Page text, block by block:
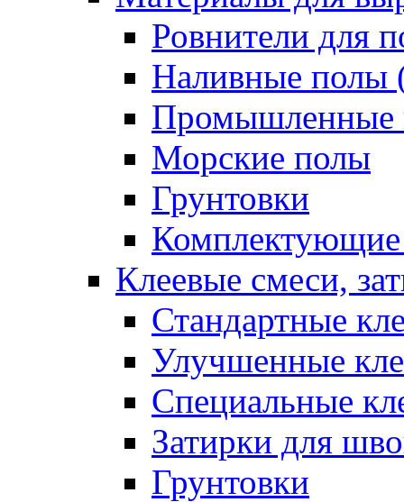
Ровнители для
Наливные полы
Промышленные
Морские полы
Грунтовки
Клеевые смеси,
Стандартные
Улучшенные
Специальные
Затирки для
Грунтовки